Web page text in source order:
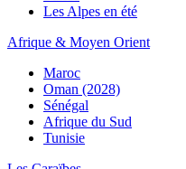
Les Alpes en été
Afrique & Moyen Orient
Maroc
Oman (2028)
Sénégal
Afrique du Sud
Tunisie